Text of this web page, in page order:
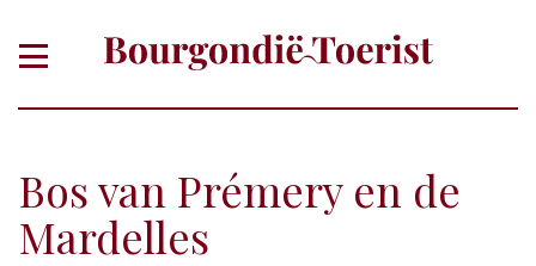
Bos van Prémery en de
Mardelles